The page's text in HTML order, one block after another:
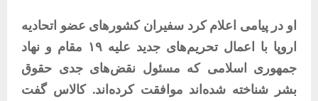
او در پیامی اعلام کرد سفیران کشورهای عضو اتحادیه
اروپا با اعمال تحریم‌های جدید علیه ۱۹ مقام و نهاد
جمهوری اسلامی که مسئول نقض‌های جدی حقوق
بشر شناخته شده‌اند موافقت کرده‌اند. کالاس گفت